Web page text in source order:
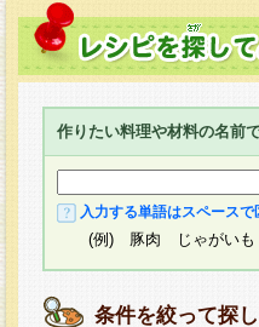
作りたい料理や材料の名前
入力する単語はスペース
(例) 豚肉 じゃがいも
条件を絞って探